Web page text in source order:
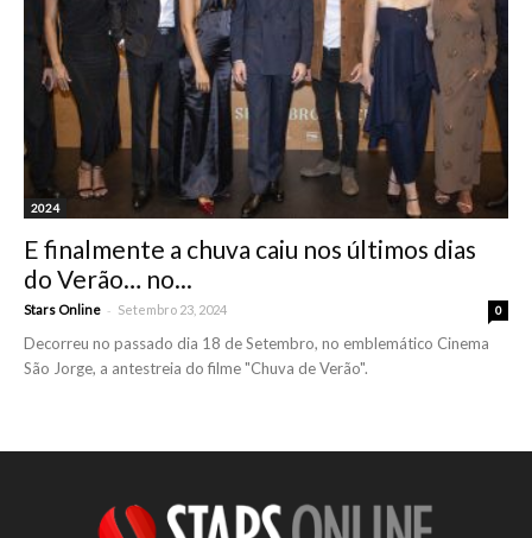
2024
E finalmente a chuva caiu nos últimos dias
do Verão… no...
Stars Online - Setembro 23, 2024 0
Decorreu no passado dia 18 de Setembro, no emblemático Cinema
São Jorge, a antestreia do filme "Chuva de Verão".